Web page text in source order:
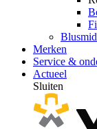
Merken
Service &
Actueel
Sluiten